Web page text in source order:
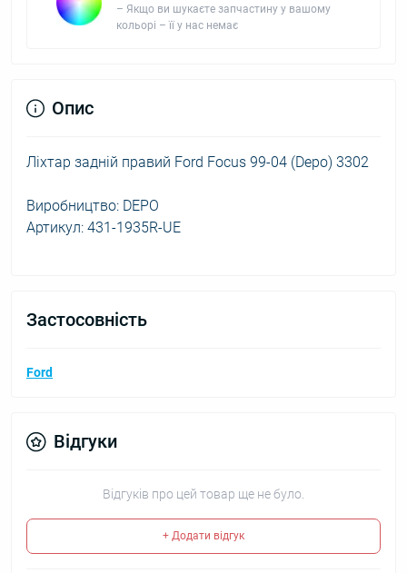
– Якщо ви шукаєте запчастину у вашому
кольорі – її у нас немає
Опис
Ліхтар задній правий Ford Focus 99-04 (Depo) 3302
Виробництво: DEPO
Артикул: 431-1935R-UE
Застосовність
Ford
Відгуки
Відгуків про цей товар ще не було.
+ Додати відгук